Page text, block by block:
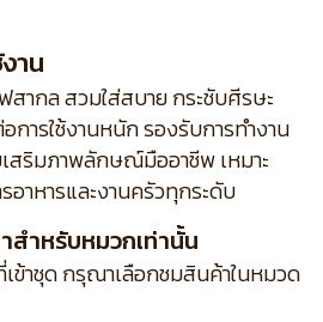
าน
ากล สวมใส่สบาย กระชับศีรษะ
การใช้งานหนัก รองรับการทำงาน
สริมภาพลักษณ์มืออาชีพ เหมาะ
าหารและงานครัวทุกระดับ
สำหรับหมวกเท่านั้น
ข้าชุด กรุณาเลือกชมสินค้าในหมวด